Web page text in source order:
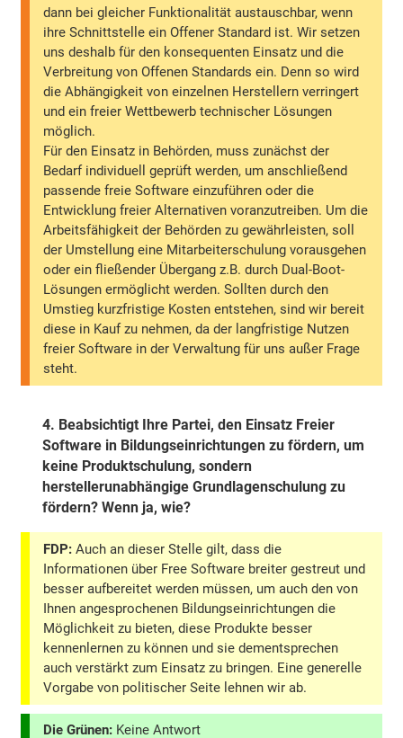
dann bei gleicher Funktionalität austauschbar, wenn
ihre Schnittstelle ein Offener Standard ist. Wir setzen
uns deshalb für den konsequenten Einsatz und die
Verbreitung von Offenen Standards ein. Denn so wird
die Abhängigkeit von einzelnen Herstellern verringert
und ein freier Wettbewerb technischer Lösungen
möglich.
Für den Einsatz in Behörden, muss zunächst der
Bedarf individuell geprüft werden, um anschließend
passende freie Software einzuführen oder die
Entwicklung freier Alternativen voranzutreiben. Um die
Arbeitsfähigkeit der Behörden zu gewährleisten, soll
der Umstellung eine Mitarbeiterschulung vorausgehen
oder ein fließender Übergang z.B. durch Dual-Boot-
Lösungen ermöglicht werden. Sollten durch den
Umstieg kurzfristige Kosten entstehen, sind wir bereit
diese in Kauf zu nehmen, da der langfristige Nutzen
freier Software in der Verwaltung für uns außer Frage
steht.
4. Beabsichtigt Ihre Partei, den Einsatz Freier
Software in Bildungseinrichtungen zu fördern, um
keine Produktschulung, sondern
herstellerunabhängige Grundlagenschulung zu
fördern? Wenn ja, wie?
FDP: Auch an dieser Stelle gilt, dass die
Informationen über Free Software breiter gestreut und
besser aufbereitet werden müssen, um auch den von
Ihnen angesprochenen Bildungseinrichtungen die
Möglichkeit zu bieten, diese Produkte besser
kennenlernen zu können und sie dementsprechen
auch verstärkt zum Einsatz zu bringen. Eine generelle
Vorgabe von politischer Seite lehnen wir ab.
Die Grünen: Keine Antwort